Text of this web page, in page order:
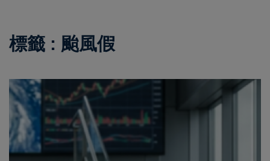
標籤 : 颱風假